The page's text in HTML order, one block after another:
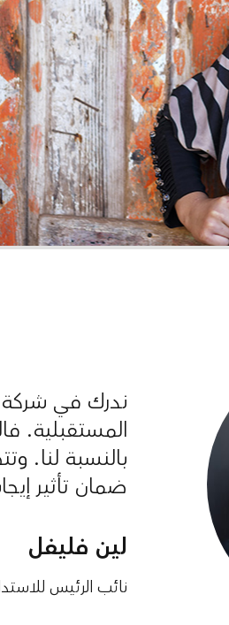
ندرك في شركة
المستقبلية.
بالنسبة لنا.
ضمان تأثير
لين فليفل
نائب الرئيس